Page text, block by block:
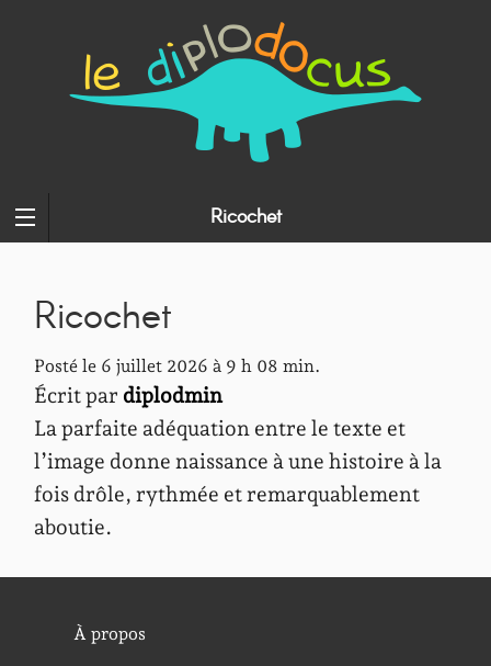
Ricochet
Ricochet
Posté le 6 juillet 2026 à 9 h 08 min.
Écrit par diplodmin
La parfaite adéquation entre le texte et
l’image donne naissance à une histoire à la
fois drôle, rythmée et remarquablement
aboutie.
À propos